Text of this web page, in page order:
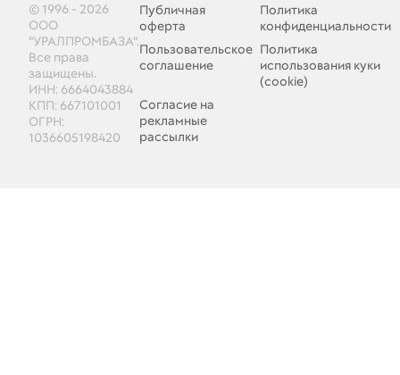
© 1996 - 2026
ООО
"УРАЛПРОМБАЗА".
Все права
защищены.
ИНН: 6664043884
КПП: 667101001
ОГРН:
1036605198420
Публичная
оферта
Политика
конфиденциальности
Пользовательское
соглашение
Политика
использования куки
(cookie)
Согласие на
рекламные
рассылки